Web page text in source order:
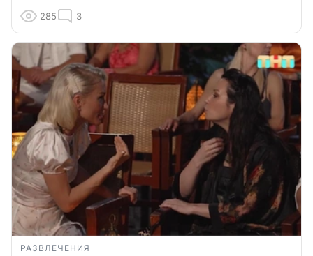
285 3
РАЗВЛЕЧЕНИЯ